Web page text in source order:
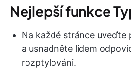
Nejlepší funkce
Na každé stránce uveďte
a usnadněte lidem
rozptylováni.